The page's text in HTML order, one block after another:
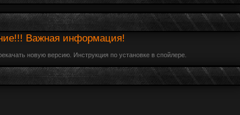
Важная информация!
новую версию. Инструкция по установке в спойлере.